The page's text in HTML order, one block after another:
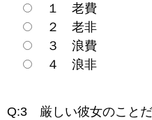
１ 老費
２ 老非
３ 浪費
４ 浪非
Q:3 厳しい彼女のこと